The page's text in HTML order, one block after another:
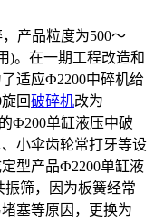
产品粒度为500〜
)。在一期工程改造和
适应Ф2200中碎机给
回破碎机改为
Ф200单缸液压中破
小伞齿轮常打牙等设
型产品Ф2200单缸液
振筛，因为板簧经常
塞等原因，更换为